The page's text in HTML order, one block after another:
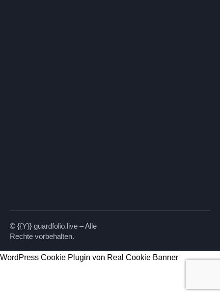
© {{Y}} guardfolio.live – Alle
Rechte vorbehalten.
WordPress Cookie Plugin von Real Cookie Banner